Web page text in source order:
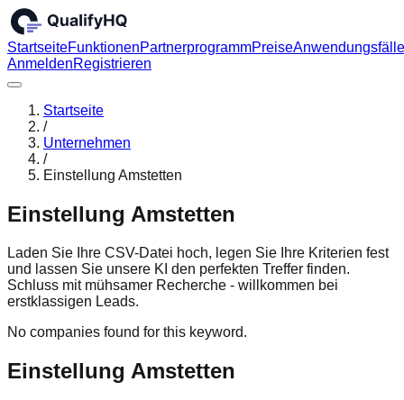
StartseiteFunktionenPartnerprogrammPreiseAnwendungsfälle
AnmeldenRegistrieren
Startseite
/
Unternehmen
/
Einstellung Amstetten
Einstellung Amstetten
Laden Sie Ihre CSV-Datei hoch, legen Sie Ihre Kriterien fest
und lassen Sie unsere KI den perfekten Treffer finden.
Schluss mit mühsamer Recherche - willkommen bei
erstklassigen Leads.
No companies found for this keyword.
Einstellung Amstetten